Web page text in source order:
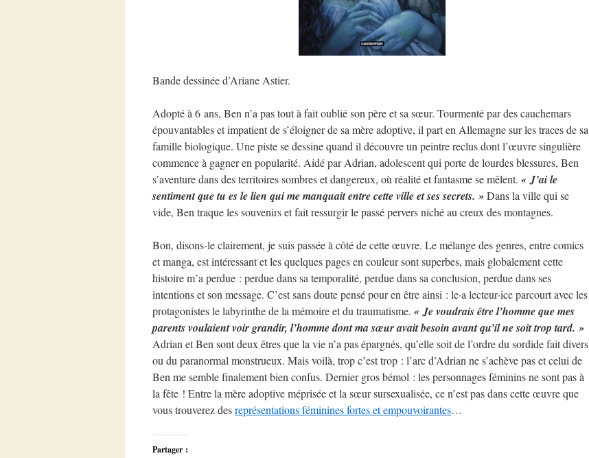
Bande dessinée d’Ariane Astier.
Adopté à 6 ans, Ben n’a pas tout à fait oublié son père et sa sœur. Tourmenté par des cauchemars
épouvantables et impatient de s’éloigner de sa mère adoptive, il part en Allemagne sur les traces de sa
famille biologique. Une piste se dessine quand il découvre un peintre reclus dont l’œuvre singulière
commence à gagner en popularité. Aidé par Adrian, adolescent qui porte de lourdes blessures, Ben
s’aventure dans des territoires sombres et dangereux, où réalité et fantasme se mêlent. « J’ai le
sentiment que tu es le lien qui me manquait entre cette ville et ses secrets. »Dans la ville qui se
vide, Ben traque les souvenirs et fait ressurgir le passé pervers niché au creux des montagnes.
Bon, disons-le clairement, je suis passée à côté de cette œuvre. Le mélange des genres, entre comics
et manga, est intéressant et les quelques pages en couleur sont superbes, mais globalement cette
histoire m’a perdue : perdue dans sa temporalité, perdue dans sa conclusion, perdue dans ses
intentions et son message. C’est sans doute pensé pour en être ainsi : le·a lecteur·ice parcourt avec les
protagonistes le labyrinthe de la mémoire et du traumatisme. « Je voudrais être l’homme que mes
parents voulaient voir grandir, l’homme dont ma sœur avait besoin avant qu’il ne soit trop tard. »
Adrian et Ben sont deux êtres que la vie n’a pas épargnés, qu’elle soit de l’ordre du sordide fait divers
ou du paranormal monstrueux. Mais voilà, trop c’est trop : l’arc d’Adrian ne s’achève pas et celui de
Ben me semble finalement bien confus. Dernier gros bémol : les personnages féminins ne sont pas à
la fête ! Entre la mère adoptive méprisée et la sœur sursexualisée, ce n’est pas dans cette œuvre que
vous trouverez desreprésentations féminines fortes et empouvoirantes…
Partager :